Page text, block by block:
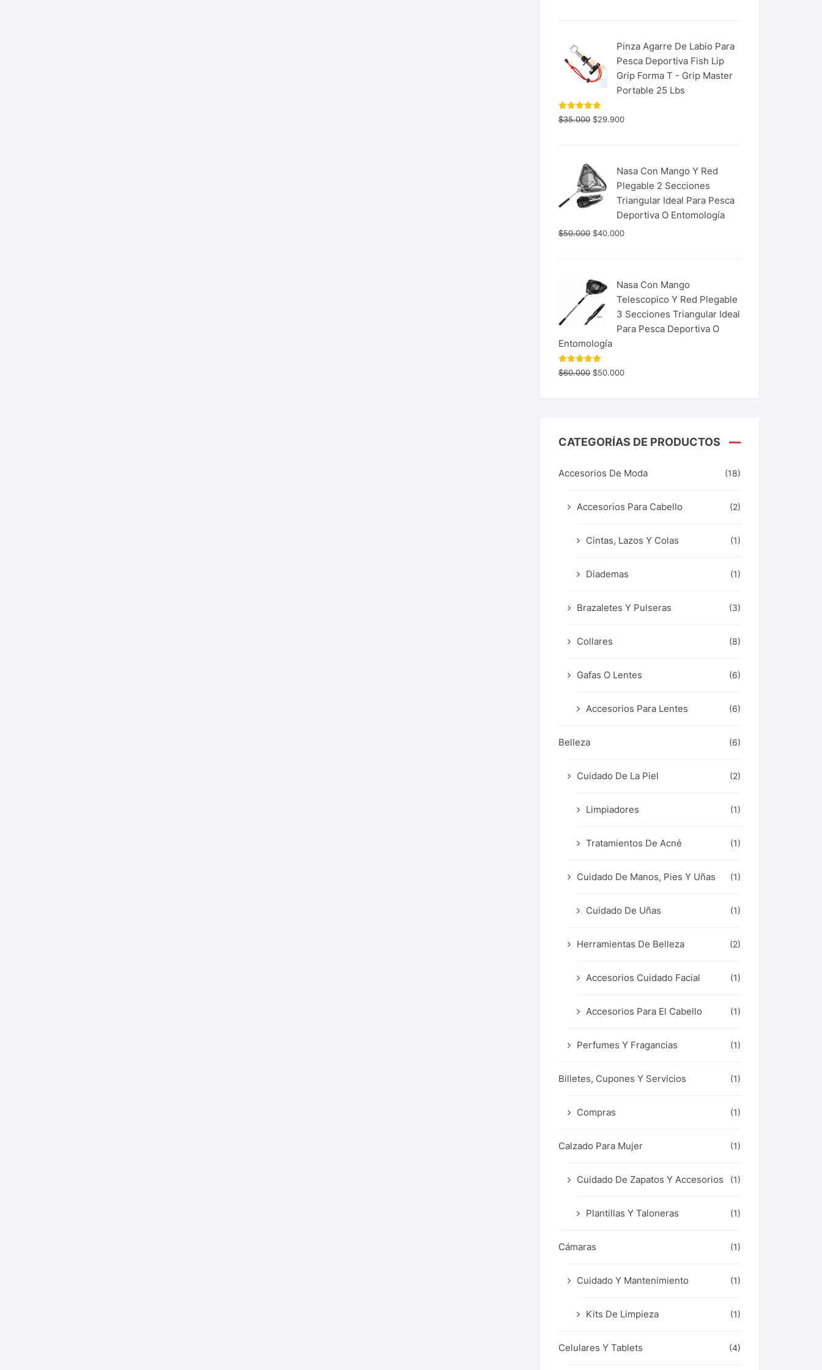
Pinza Agarre De Labio Para
Pesca Deportiva Fish Lip
Grip Forma T - Grip Master
Portable 25 Lbs
Valorado
con 5.00
$35.000 $29.900
Nasa Con Mango Y Red
Plegable 2 Secciones
Triangular Ideal Para Pesca
Deportiva O Entomología
$50.000 $40.000
Nasa Con Mango
Telescopico Y Red Plegable
3 Secciones Triangular Ideal
Para Pesca Deportiva O
Entomología
Valorado
con 5.00
$60.000 $50.000
CATEGORÍAS DE PRODUCTOS
Accesorios De Moda (18)
Accesorios Para Cabello (2)
Cintas, Lazos Y Colas (1)
Diademas (1)
Brazaletes Y Pulseras (3)
Collares (8)
Gafas O Lentes (6)
Accesorios Para Lentes (6)
Belleza (6)
Cuidado De La Piel (2)
Limpiadores (1)
Tratamientos De Acné (1)
Cuidado De Manos, Pies Y Uñas (1)
Cuidado De Uñas (1)
Herramientas De Belleza (2)
Accesorios Cuidado Facial (1)
Accesorios Para El Cabello (1)
Perfumes Y Fragancias (1)
Billetes, Cupones Y Servicios (1)
Compras (1)
Calzado Para Mujer (1)
Cuidado De Zapatos Y Accesorios (1)
Plantillas Y Taloneras (1)
Cámaras (1)
Cuidado Y Mantenimiento (1)
Kits De Limpieza (1)
Celulares Y Tablets (4)